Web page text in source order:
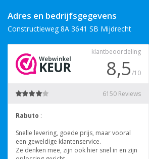
Adres en bedrijfsgegevens
Constructieweg 8A 3641 SB Mijdrecht